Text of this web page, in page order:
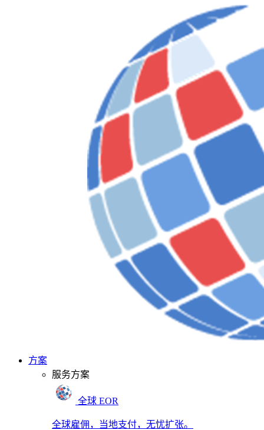
方案
服务方案
全球 EOR
全球雇佣，当地支付，无忧扩张。